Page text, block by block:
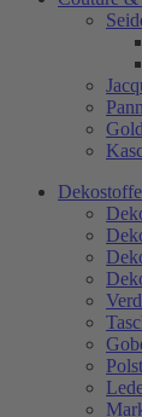
Dekostoffe